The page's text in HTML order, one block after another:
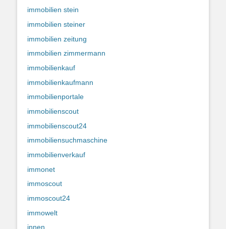
immobilien stein
immobilien steiner
immobilien zeitung
immobilien zimmermann
immobilienkauf
immobilienkaufmann
immobilienportale
immobilienscout
immobilienscout24
immobiliensuchmaschine
immobilienverkauf
immonet
immoscout
immoscout24
immowelt
innen